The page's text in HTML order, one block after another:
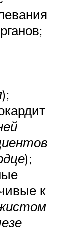
);
);
к